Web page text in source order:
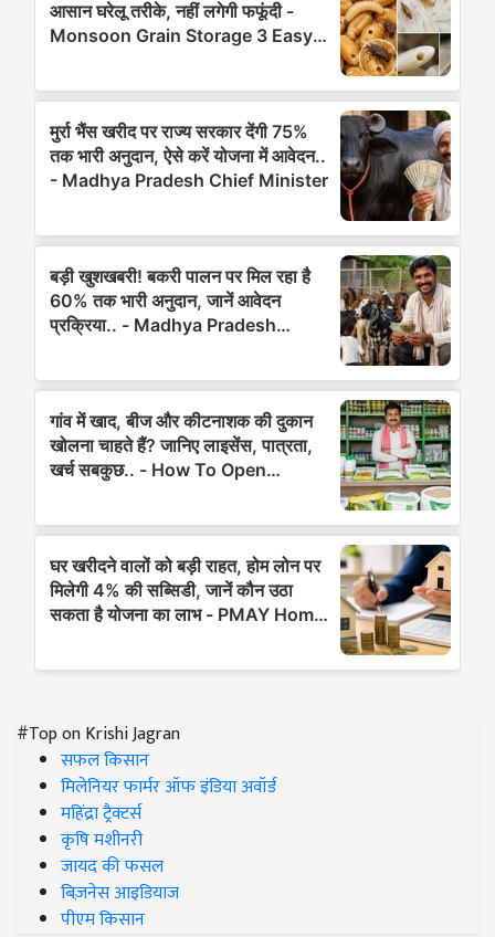
#Top on Krishi Jagran
सफल किसान
मिलेनियर फार्मर ऑफ इंडिया अवॉर्ड
महिंद्रा ट्रैक्टर्स
कृषि मशीनरी
जायद की फसल
बिज़नेस आइडियाज
पीएम किसान